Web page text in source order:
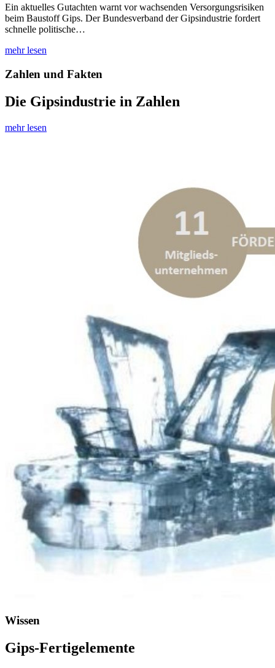
Ein aktuelles Gutachten warnt vor wachsenden Versorgungsrisiken
beim Baustoff Gips. Der Bundesverband der Gipsindustrie fordert
schnelle politische…
mehr lesen
Zahlen und Fakten
Die Gipsindustrie in Zahlen
mehr lesen
Wissen
Gips-Fertigelemente